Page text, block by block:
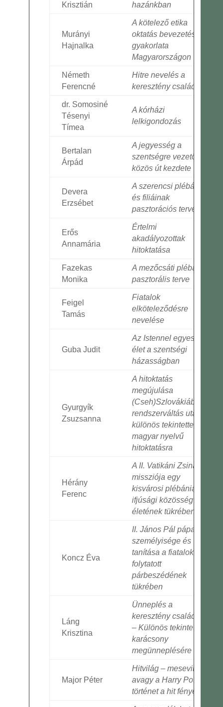
Krisztián
hazánkban
Murányi
Hajnalka
A kötelező etika
oktatás bevezetése és
gyakorlata
Magyarországon
Németh
Ferencné
Hitre nevelés a
keresztény családban
dr. Somosiné
Tésenyi
Tímea
A kórházi
lelkigondozás
Bertalan
Árpád
A jegyesség a
szentségre vezető
közös út kezdete
Devera
Erzsébet
A szerencsi plébánia
és filiáinak
pasztorációs terve
Erős
Annamária
Értelmi
akadályozottak
hitoktatása
Fazekas
Monika
A mezőcsáti plébánia
pasztorális terve
Feigel
Tamás
Fiatalok
elköteleződésre
nevelése
Guba Judit
Az Istennel egyesült
élet a szentségi
házasságban
Gyurgyík
Zsuzsanna
A hitoktatás
megújulása
(Cseh)Szlovákiában a
rendszerváltás után –
különös tekintettel a
magyar nyelvű
hitoktatásra
Hérány
Ferenc
A II. Vatikáni Zsinat
missziója egy
kisvárosi plébániai
ifjúsági közösség
életének tükrében
Koncz Éva
II. János Pál pápa
személyisége és
tanítása a fiatalokkal
folytatott
párbeszédének
tükrében
Láng
Krisztina
Ünneplés a
keresztény családban
– Különös tekintettel a
karácsony
megünneplésére
Major Péter
Hitvilág – mesevilág,
avagy a Harry Potter-
történet a hit fényében